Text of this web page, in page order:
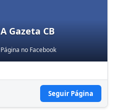
A Gazeta CB
Página no Facebook
Seguir Página